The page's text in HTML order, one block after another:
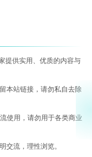
提供实用、优质的内容与
本站链接，请勿私自去除
使用，请勿用于各类商业
交流，理性浏览。